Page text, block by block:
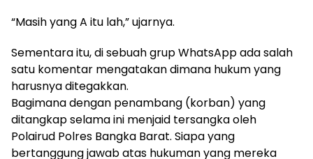
“Masih yang A itu lah,” ujarnya.
Sementara itu, di sebuah grup WhatsApp ada salah
satu komentar mengatakan dimana hukum yang
harusnya ditegakkan.
Bagimana dengan penambang (korban) yang
ditangkap selama ini menjaid tersangka oleh
Polairud Polres Bangka Barat. Siapa yang
bertanggung jawab atas hukuman yang mereka